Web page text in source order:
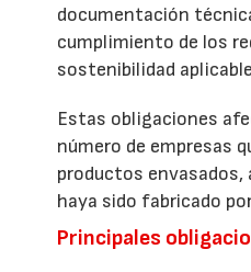
documentación
cumplimiento de los
sostenibilidad
Estas obligaciones
número de empresas
productos envasados,
haya sido fabricado
Principales